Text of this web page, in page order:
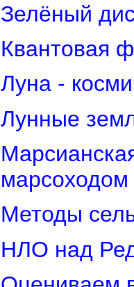
Зелёный
Квантовая
Луна -
Лунные
марсоходом
Методы
НЛО над